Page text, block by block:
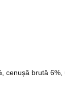
cenușă brută 6%,